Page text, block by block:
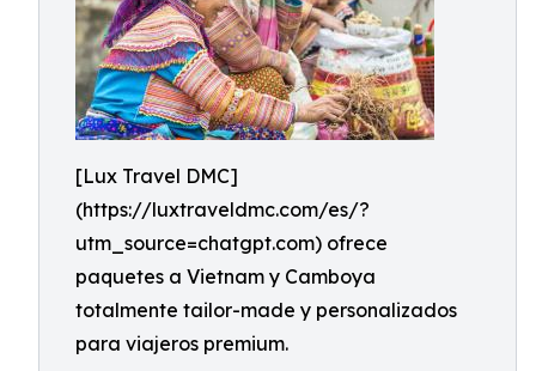
[Lux Travel DMC]
(https://luxtraveldmc.com/es/?
utm_source=chatgpt.com) ofrece
paquetes a Vietnam y Camboya
totalmente tailor-made y personalizados
para viajeros premium.